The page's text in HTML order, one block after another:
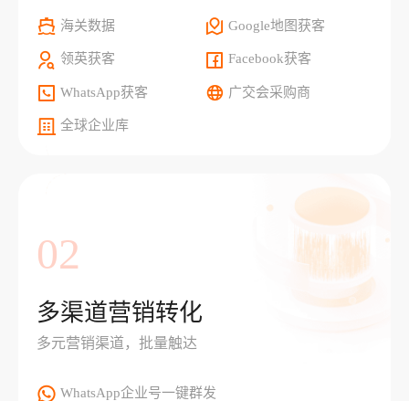
海关数据 Google地图获客
领英获客 Facebook获客
WhatsApp获客 广交会采购商
全球企业库
02
多渠道营销转化
多元营销渠道，批量触达
WhatsApp企业号一键群发